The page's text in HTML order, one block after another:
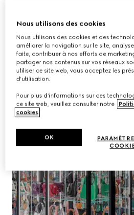
retracer librement
la Maison.
Nous utilisons des cookies
Nous utilisons des cookies et des
améliorer la navigation sur le site,
faite, contribuer à nos efforts de
partager nos contenus sur vos réseaux
utiliser ce site web, vous acceptez les
d'utilisation.
Pour plus d'informations sur ces
ce site web, veuillez consulter notre
cookies.
OK